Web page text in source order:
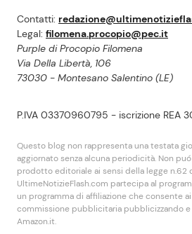
Contatti:
Legal: filomena.procopio@pec.it
Purple di Procopio Filomena
Via Della Libertà, 106
73030 - Montesano Salentino (LE)
P.IVA 03370960795 - iscrizione REA
Questo blog non rappresenta una testata
aggiornato senza alcuna periodicità. Non
prodotto editoriale ai sensi della legge n.62
UltimeNotizieFlash.com partecipa al
un programma di affiliazione che consente
commissione pubblicitaria pubblicizzando
Amazon.it.